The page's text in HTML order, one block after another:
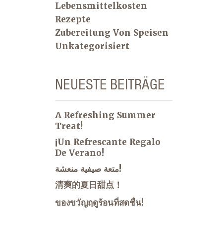
Lebensmittelkosten
Rezepte
Zubereitung Von Speisen
Unkategorisiert
NEUESTE BEITRÄGE
A Refreshing Summer
Treat!
¡Un Refrescante Regalo
De Verano!
متعة صيفية منعشة!
清爽的夏日甜点！
ของขวัญฤดูร้อนที่สดชื่น!